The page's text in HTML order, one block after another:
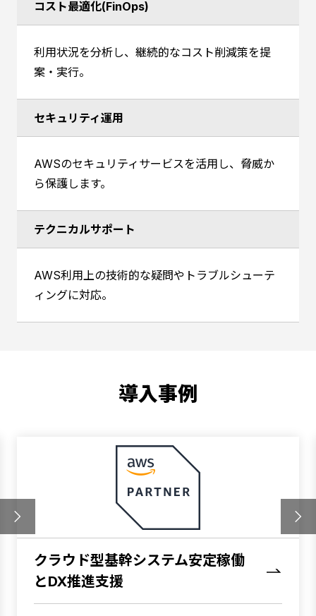
コスト最適化(FinOps)
利用状況を分析し、継続的なコスト削減策を提
案・実行。
セキュリティ運用
AWSのセキュリティサービスを活用し、脅威か
ら保護します。
テクニカルサポート
AWS利用上の技術的な疑問やトラブルシューテ
ィングに対応。
導入事例
クラウド型基幹システム安定稼働
とDX推進支援